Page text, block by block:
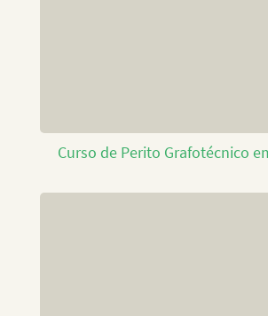
Curso de Perito Grafotécnico